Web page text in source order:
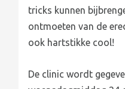
tricks kunnen
ontmoeten van de
ook hartstikke cool!
De clinic wordt